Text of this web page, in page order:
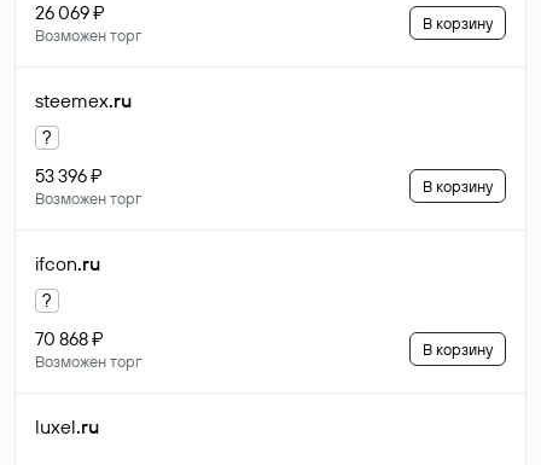
26 069 ₽
Возможен торг
В корзину
steemex.ru
?
53 396 ₽
Возможен торг
В корзину
ifcon.ru
?
70 868 ₽
Возможен торг
В корзину
luxel.ru